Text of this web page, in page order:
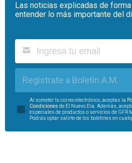
Las noticias explicadas de
entender lo más importante del
Regístrate a Boletín A.M.
Al someter tu correo electrónico, aceptas la
Condiciones de El Nuevo Día. Además,
especiales de productos o servicios de GFR
Podrás optar salirte de los boletines en